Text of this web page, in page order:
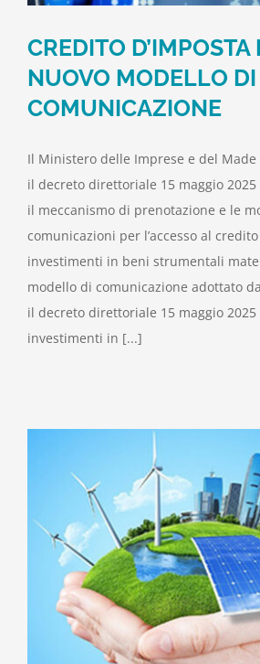
CREDITO D’IMPOSTA
NUOVO MODELLO DI
COMUNICAZIONE
Il Ministero delle Imprese e del
il decreto direttoriale 15 maggio
il meccanismo di prenotazione e le
comunicazioni per l’accesso al
investimenti in beni strumentali
modello di comunicazione adottato
il decreto direttoriale 15 maggio
investimenti in [...]